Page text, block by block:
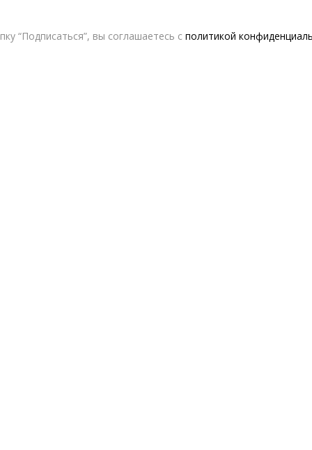
“Подписаться”, вы соглашаетесь с политикой